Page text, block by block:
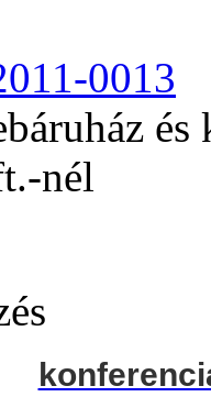
0013
nél